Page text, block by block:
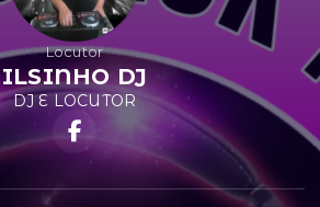
Locutor
ILSINHO DJ
DJ E LOCUTOR